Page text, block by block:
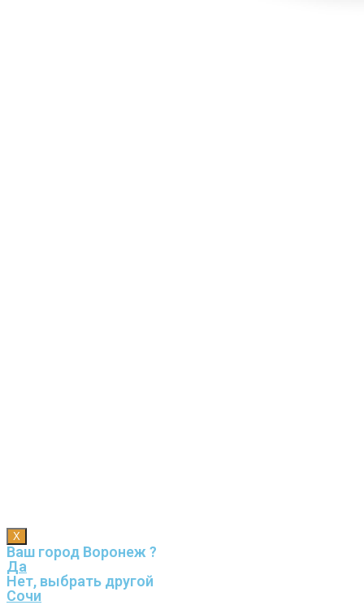
X
Ваш город Воронеж ?
Да
Нет, выбрать другой
Сочи